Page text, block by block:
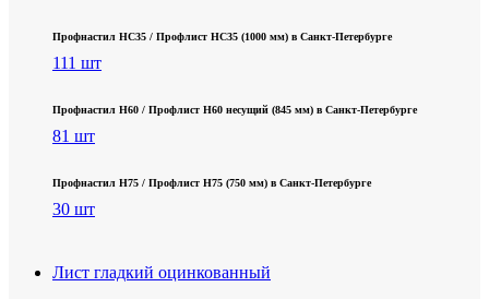
Профнастил НС35 / Профлист НС35 (1000 мм) в Санкт‑Петербурге
111 шт
Профнастил Н60 / Профлист Н60 несущий (845 мм) в Санкт-Петербурге
81 шт
Профнастил Н75 / Профлист Н75 (750 мм) в Санкт-Петербурге
30 шт
Лист гладкий оцинкованный